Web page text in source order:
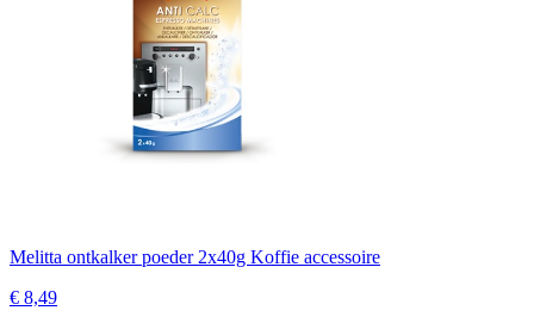
Melitta ontkalker poeder 2x40g Koffie accessoire
€ 8,49